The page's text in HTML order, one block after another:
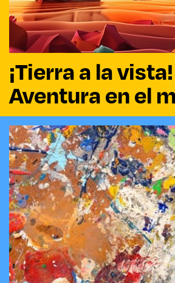
¡Tierra a la vista!
Aventura en el